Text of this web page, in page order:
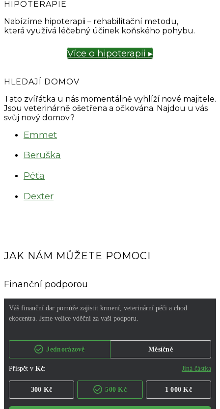
HIPOTERAPIE
Nabízíme hipoterapii – rehabilitační metodu,
která využívá léčebný účinek koňského pohybu.
Více o hipoterapii ▸
HLEDAJÍ DOMOV
Tato zvířátka u nás momentálně vyhlíží nové majitele.
Jsou veterinárně ošetřena a očkována. Najdou u vás
svůj nový domov?
Emmet
Beruška
Péťa
Dexter
JAK NÁM MŮŽETE POMOCI
Finanční podporou